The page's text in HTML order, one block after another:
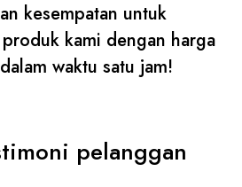
kesempatan untuk
kami dengan harga
waktu satu jam!
pelanggan